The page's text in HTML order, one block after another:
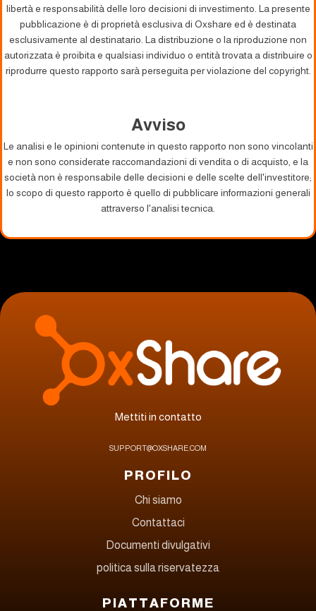
libertà e responsabilità delle loro decisioni di investimento. La presente
pubblicazione è di proprietà esclusiva di Oxshare ed è destinata
esclusivamente al destinatario. La distribuzione o la riproduzione non
autorizzata è proibita e qualsiasi individuo o entità trovata a distribuire o
riprodurre questo rapporto sarà perseguita per violazione del copyright.
Avviso
Le analisi e le opinioni contenute in questo rapporto non sono vincolanti
e non sono considerate raccomandazioni di vendita o di acquisto, e la
società non è responsabile delle decisioni e delle scelte dell'investitore;
lo scopo di questo rapporto è quello di pubblicare informazioni generali
attraverso l'analisi tecnica.
Mettiti in contatto
SUPPORT@OXSHARE.COM
PROFILO
Chi siamo
Contattaci
Documenti divulgativi
politica sulla riservatezza
PIATTAFORME